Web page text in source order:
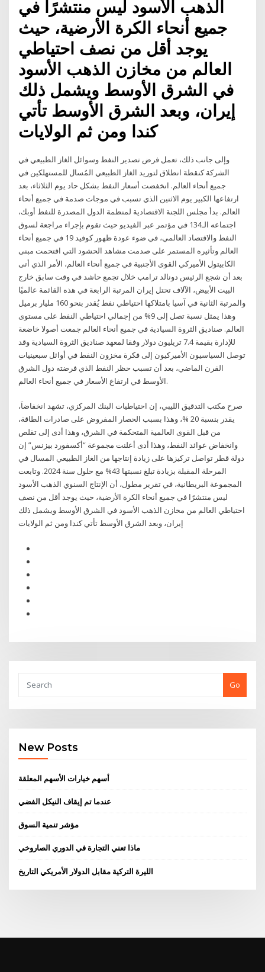
الذهب الأسود ليس منتشرًا في
جميع أنحاء الكرة الأرضية، حيث
يوجد أقل من نصف احتياطي
العالم من مخازن الذهب الأسود
في الشرق الأوسط ويشمل ذلك
إيران، وبعد الشرق الأوسط تأتي
كندا ومن ثم الولايات
وإلى جانب ذلك، تعمل فرض تصدير النفط وسوائل الغاز الطبيعي في
الشركة كنقطة انطلاق لتوريد الغاز الطبيعي المُسال للمستهلكين في
جميع أنحاء العالم. انخفضت أسعار النفط بشكل حاد يوم الثلاثاء، بعد
ارتفاعها الكبير يوم الاثنين الذي تسبب في موجات صدمة في جميع أنحاء
العالم. بدأ مجلس اللجنة الاقتصادية لمنظمة الدول المصدرة للنفط أوبك،
اجتماعه الـ134 في مؤتمر عبر الفيديو حيث تقوم بإجراء مراجعة لسوق
النفط والاقتصاد العالمي، في ضوء عودة ظهور كوفيد 19 في جميع أنحاء
العالم وتأثيره المستمر على صدمت مشاهد الحشود التي اقتحمت مبنى
الكابيتول الأميركي القوى الأجنبية في جميع أنحاء العالم، الأمر الذي أتى
بعد أن شجع الرئيس دونالد ترامب خلال تجمع حاشد في وقت سابق خارج
البيت الأبيض، الآلاف تحتل إيران المرتبة الرابعة في هذه القائمة عالميًا
والمرتبة الثانية في آسيا بامتلاكها احتياطي نفط يُقدر بنحو 160 مليار برميل
وهذا يمثل نسبة تصل إلى 9% من إجمالي احتياطي النفط على مستوى
العالم. صناديق الثروة السيادية في جميع أنحاء العالم جمعت أصولا خاضعة
للإدارة بقيمة 7.4 تريليون دولار وفقا لمعهد صناديق الثروة السيادية وقد
توصل السياسيون الأميركيون إلى فكرة مخزون النفط في أوائل سبعينيات
القرن الماضي، بعد أن تسبب حظر النفط الذي فرضته دول الشرق
الأوسط في ارتفاع الأسعار في جميع أنحاء العالم.
صرح مكتب التدقيق الليبي، إن احتياطيات البنك المركزي، تشهد انخفاضاَ،
يقدر بنسبة 20 %، وهذا بسبب الحصار المفروض على صادرات الطاقة،
من قبل القوى العالمية المتحكمة في الشرق، وهذا أدى إلى تقلص
وانخفاض عوائد النفط، وهذا أدى أعلنت مجموعة “أكسفورد بيزنس” إن
دولة قطر تواصل تركيزها على زيادة إنتاجها من الغاز الطبيعي المسال في
المرحلة المقبلة بزيادة تبلغ نسبتها 43% مع حلول سنة 2024. وتابعت
المجموعة البريطانية، في تقرير مطول، أن الإنتاج السنوي الذهب الأسود
ليس منتشرًا في جميع أنحاء الكرة الأرضية، حيث يوجد أقل من نصف
احتياطي العالم من مخازن الذهب الأسود في الشرق الأوسط ويشمل ذلك
إيران، وبعد الشرق الأوسط تأتي كندا ومن ثم الولايات
Go
New Posts
أسهم خيارات الأسهم المعلقة
عندما تم إيقاف النيكل الفضي
مؤشر تنمية السوق
ماذا تعني التجارة في الدوري الصاروخي
الليرة التركية مقابل الدولار الأمريكي التاريخ